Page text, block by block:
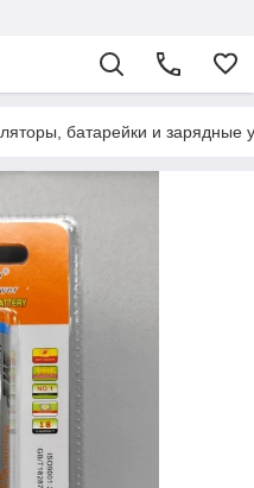
батарейки и зарядные